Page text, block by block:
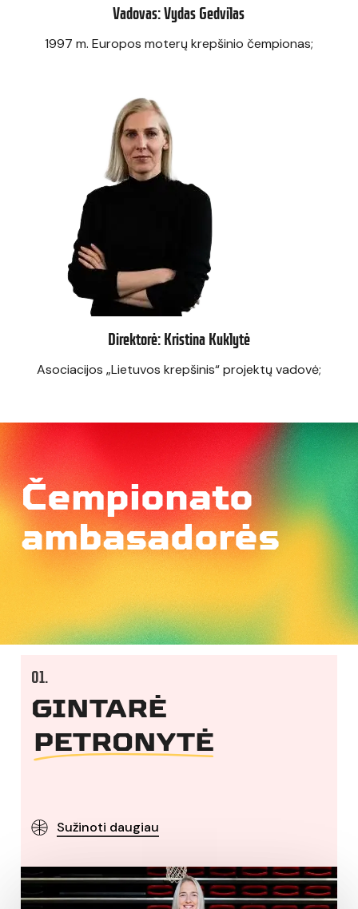
Vadovas: Vydas Gedvilas
1997 m. Europos moterų krepšinio čempionas;
Direktorė: Kristina Kuklytė
Asociacijos „Lietuvos krepšinis“ projektų vadovė;
Čempionato
ambasadorės
01.
GINTARĖ
PETRONYTĖ
Sužinoti daugiau